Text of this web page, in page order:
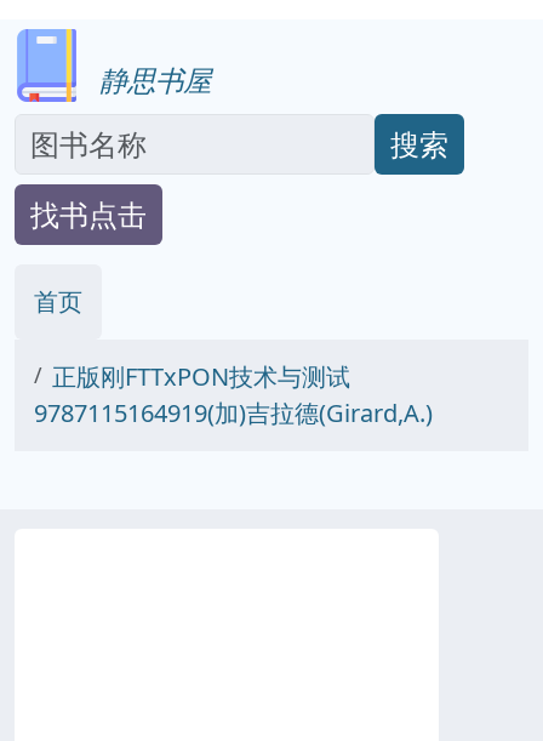
静思书屋
搜索
找书点击
首页
正版刚FTTxPON技术与测试
9787115164919(加)吉拉德(Girard,A.)